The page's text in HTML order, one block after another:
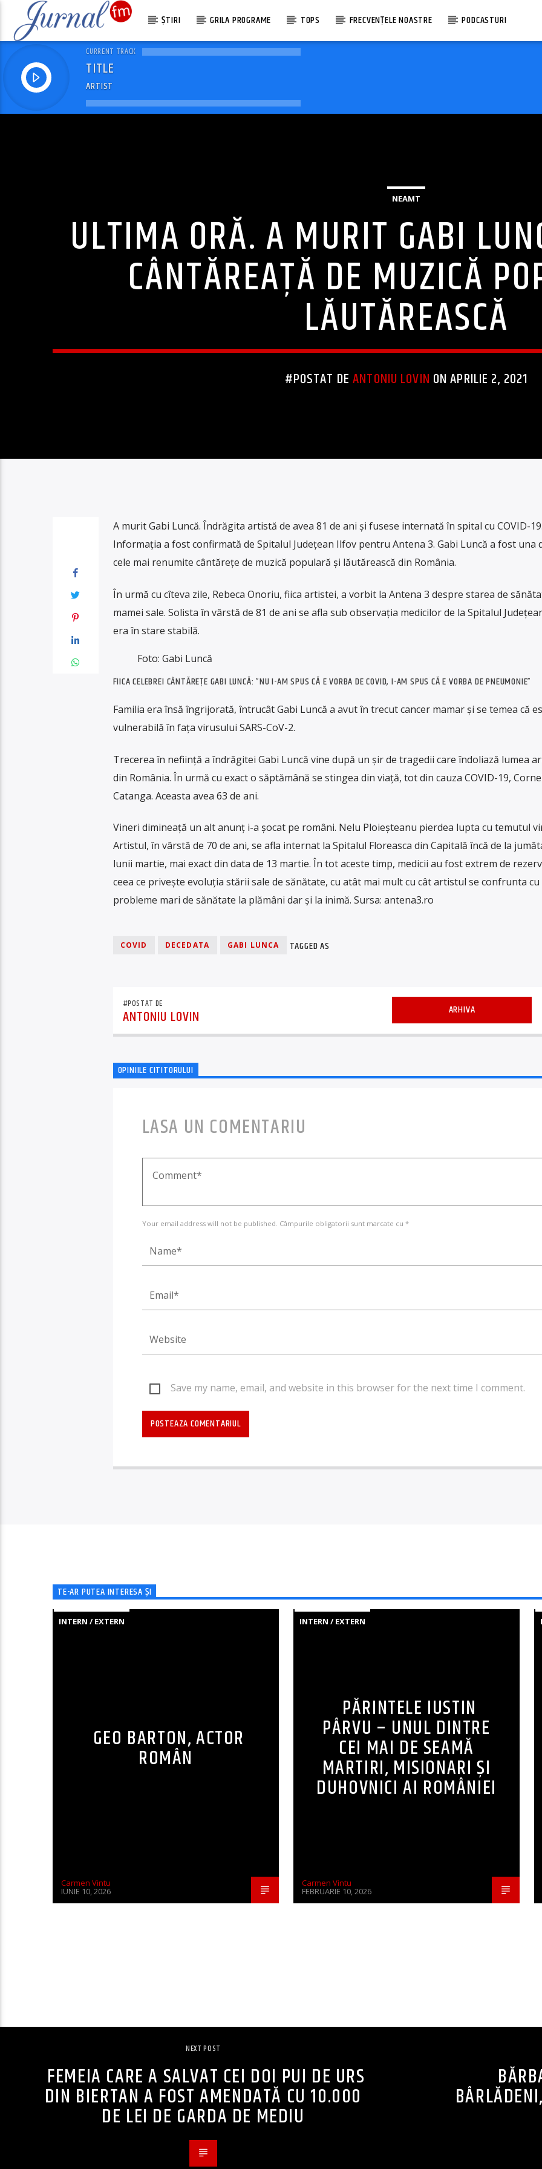
ȘTIRI GRILA PROGRAME TOPS FRECVENȚELE NOASTRE PODCASTURI
CURRENT TRACK
TITLE
ARTIST
NEAMT
ULTIMA ORĂ. A MURIT GABI
CÂNTĂREAȚĂ DE MUZICĂ
LĂUTĂREASCĂ
#POSTAT DEANTONIU LOVIN ON APRILIE 2, 2021
A murit Gabi Luncă. Îndrăgita artistă de avea 81 de ani și fusese internată în spital cu COVID-19.
Informația a fost confirmată de Spitalul Judeţean Ilfov pentru Antena 3. Gabi Luncă a fost una
cele mai renumite cântărețe de muzică populară și lăutărească din România.
În urmă cu cîteva zile, Rebeca Onoriu, fiica artistei, a vorbit la Antena 3 despre starea de
mamei sale. Solista în vârstă de 81 de ani se afla sub observaţia medicilor de la Spitalul
era în stare stabilă.
Foto: Gabi Luncă
FIICA CELEBREI CÂNTĂREŢE GABI LUNCĂ: ”NU I-AM SPUS CĂ E VORBA DE COVID, I-AM SPUS CĂ E VORBA DE PNEUMONIE”
Familia era însă îngrijorată, întrucât Gabi Luncă a avut în trecut cancer mamar şi se temea că
vulnerabilă în faţa virusului SARS-CoV-2.
Trecerea în neființă a îndrăgitei Gabi Luncă vine după un șir de tragedii care îndoliază lumea
din România. În urmă cu exact o săptămână se stingea din viață, tot din cauza COVID-19,
Catanga. Aceasta avea 63 de ani.
Vineri dimineață un alt anunț i-a șocat pe români. Nelu Ploieșteanu pierdea lupta cu temutul
Artistul, în vârstă de 70 de ani, se afla internat la Spitalul Floreasca din Capitală încă de la
lunii martie, mai exact din data de 13 martie. În tot aceste timp, medicii au fost extrem de
ceea ce privește evoluția stării sale de sănătate, cu atât mai mult cu cât artistul se confrunta cu
probleme mari de sănătate la plămâni dar și la inimă. Sursa: antena3.ro
TAGGED AS
COVID DECEDATA GABI LUNCA
#POSTAT DE
ANTONIU LOVIN ARHIVA
OPINIILE CITITORULUI
LASA UN COMENTARIU
Your email address will not be published. Câmpurile obligatorii sunt marcate cu *
Save my name, email, and website in this browser for the next time I comment.
TE-AR PUTEA INTERESA ȘI
INTERN / EXTERN
GEO BARTON, ACTOR
ROMÂN
Carmen Vintu
IUNIE 10, 2026
INTERN / EXTERN
PĂRINTELE IUSTIN
PÂRVU – UNUL DINTRE
CEI MAI DE SEAMĂ
MARTIRI, MISIONARI ŞI
DUHOVNICI AI ROMÂNIEI
Carmen Vintu
FEBRUARIE 10, 2026
NEXT POST
FEMEIA CARE A SALVAT CEI DOI PUI DE URS
DIN BIERTAN A FOST AMENDATĂ CU 10.000
DE LEI DE GARDA DE MEDIU